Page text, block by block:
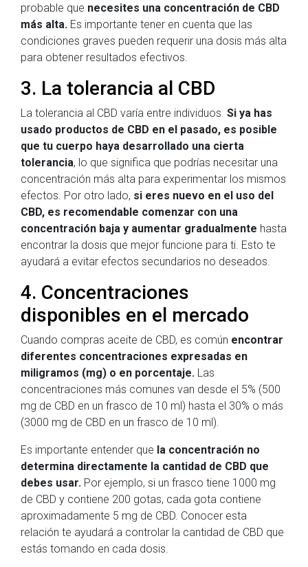
probable que necesites una concentración de CBD
más alta. Es importante tener en cuenta que las
condiciones graves pueden requerir una dosis más alta
para obtener resultados efectivos.
3. La tolerancia al CBD
La tolerancia al CBD varía entre individuos. Si ya has
usado productos de CBD en el pasado, es posible
que tu cuerpo haya desarrollado una cierta
tolerancia, lo que significa que podrías necesitar una
concentración más alta para experimentar los mismos
efectos. Por otro lado, si eres nuevo en el uso del
CBD, es recomendable comenzar con una
concentración baja y aumentar gradualmente hasta
encontrar la dosis que mejor funcione para ti. Esto te
ayudará a evitar efectos secundarios no deseados.
4. Concentraciones
disponibles en el mercado
Cuando compras aceite de CBD, es común encontrar
diferentes concentraciones expresadas en
miligramos (mg) o en porcentaje. Las
concentraciones más comunes van desde el 5% (500
mg de CBD en un frasco de 10 ml) hasta el 30% o más
(3000 mg de CBD en un frasco de 10 ml).
Es importante entender que la concentración no
determina directamente la cantidad de CBD que
debes usar. Por ejemplo, si un frasco tiene 1000 mg
de CBD y contiene 200 gotas, cada gota contiene
aproximadamente 5 mg de CBD. Conocer esta
relación te ayudará a controlar la cantidad de CBD que
estás tomando en cada dosis.